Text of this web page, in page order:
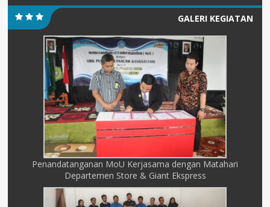
GALERI KEGIATAN
Penandatanganan MoU Kerjasama dengan Matahari
Departemen Store & Giant Ekspress